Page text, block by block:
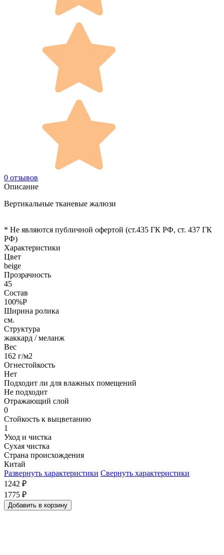
0 отзывов
Описание
Вертикальные тканевые жалюзи
* Не являются публичной офертой (ст.435 ГК РФ, cт. 437 ГК
РФ)
Характеристики
Цвет
beige
Прозрачность
45
Состав
100%P
Ширина ролика
см.
Структура
жаккард / меланж
Вес
162 г/м2
Огнестойкость
Нет
Подходит ли для влажных помещений
Не подходит
Отражающий слой
0
Стойкость к выцветанию
1
Уход и чистка
Сухая чистка
Страна происхождения
Китай
Развернуть характеристики Свернуть характеристики
1242 ₽
1775 ₽
Добавить в корзину